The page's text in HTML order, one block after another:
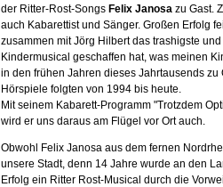
der Ritter-Rost-Songs Felix Janosazu Gast.
auch Kabarettist und Sänger. Großen Erfolg
zusammen mit Jörg Hilbert das trashigste
Kindermusical geschaffen hat, was meinen
in den frühen Jahren dieses Jahrtausends
Hörspiele folgten von 1994 bis heute.
Mit seinem Kabarett-Programm "Trotzdem
wird er uns daraus am Flügel vor Ort auch.
Obwohl Felix Janosa aus dem fernen
unsere Stadt, denn 14 Jahre wurde an den
Erfolg ein Ritter Rost-Musical durch die